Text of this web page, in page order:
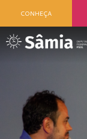
CONHEÇA